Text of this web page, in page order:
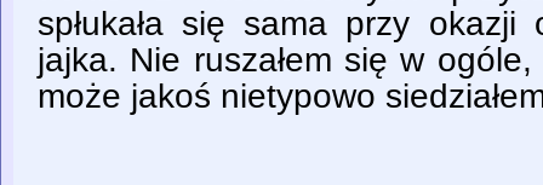
spłukała się sama przy okazji
jajka. Nie ruszałem się w
może jakoś nietypowo